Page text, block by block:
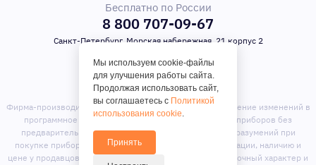
Бесплатно по России
8 800 707-09-67
Санкт-Петербург, Морская набережная, 21 корпус 2
Фирма-производитель оставляет за собой право на внесение изменений в
программное обеспечение, дизайн и комплектацию приборов без
предварительного уведомления. Во избежание недоразумений при
покупке приборов уточняйте информацию о комплектации, наличию и
цене у продавцов. Вся информация на сайте носит справочный характер и
Мы используем cookie-файлы
для улучшения работы сайта.
Продолжая использовать сайт,
вы соглашаетесь с Политикой
использования cookie.
Принять